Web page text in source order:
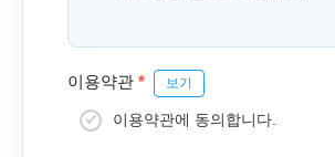
이용약관 * 보기
이용약관에 동의합니다.